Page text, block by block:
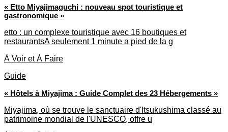
« Etto Miyajimaguchi : nouveau spot touristique et
gastronomique »
etto : un complexe touristique avec 16 boutiques et
restaurantsA seulement 1 minute a pied de la g
À Voir et À Faire
Guide
« Hôtels à Miyajima : Guide Complet des 23 Hébergements »
Miyajima, où se trouve le sanctuaire d'Itsukushima classé au
patrimoine mondial de l'UNESCO, offre u